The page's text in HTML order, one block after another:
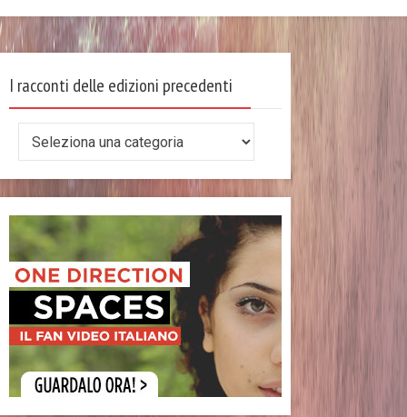
I racconti delle edizioni precedenti
delle
edizioni
precedenti